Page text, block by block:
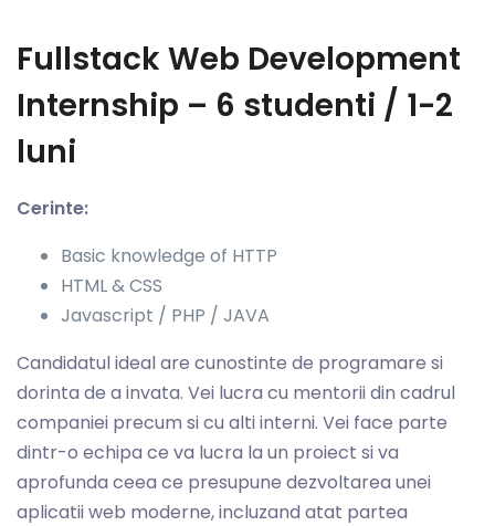
Fullstack Web Development
Internship – 6 studenti / 1-2
luni
Cerinte:
Basic knowledge of HTTP
HTML & CSS
Javascript / PHP / JAVA
Candidatul ideal are cunostinte de programare si
dorinta de a invata. Vei lucra cu mentorii din cadrul
companiei precum si cu alti interni. Vei face parte
dintr-o echipa ce va lucra la un proiect si va
aprofunda ceea ce presupune dezvoltarea unei
aplicatii web moderne, incluzand atat partea